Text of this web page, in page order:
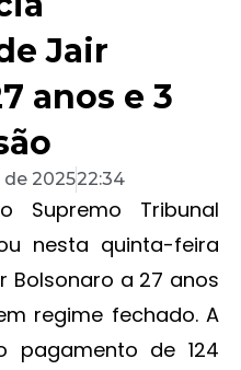
Jair
anos e 3
de 202522:34
Supremo Tribunal
nesta quinta-feira
Bolsonaro a 27 anos
regime fechado. A
pagamento de 124